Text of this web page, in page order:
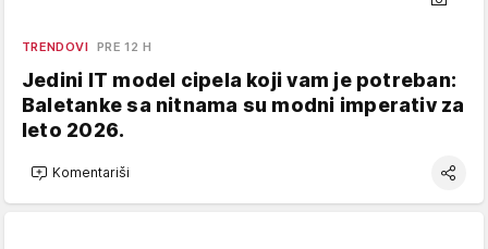
TRENDOVI PRE 12 H
Jedini IT model cipela koji vam je potreban:
Baletanke sa nitnama su modni imperativ za
leto 2026.
Komentariši